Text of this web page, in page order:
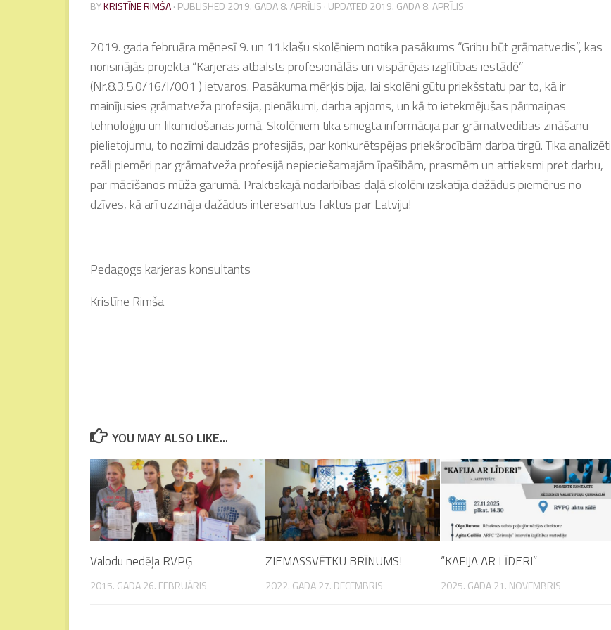
BYKRISTĪNE RIMŠA· PUBLISHED 2019. GADA 8. APRĪLIS · UPDATED 2019. GADA 8. APRĪLIS
2019. gada februāra mēnesī 9. un 11.klašu skolēniem notika pasākums “Gribu būt grāmatvedis”, kas
norisinājās projekta “Karjeras atbalsts profesionālās un vispārējas izglītības iestādē”
(Nr.8.3.5.0/16/I/001 ) ietvaros. Pasākuma mērķis bija, lai skolēni gūtu priekšstatu par to, kā ir
mainījusies grāmatveža profesija, pienākumi, darba apjoms, un kā to ietekmējušas pārmaiņas
tehnoloģiju un likumdošanas jomā. Skolēniem tika sniegta informācija par grāmatvedības zināšanu
pielietojumu, to nozīmi daudzās profesijās, par konkurētspējas priekšrocībām darba tirgū. Tika analizēti
reāli piemēri par grāmatveža profesijā nepieciešamajām īpašībām, prasmēm un attieksmi pret darbu,
par mācīšanos mūža garumā. Praktiskajā nodarbības daļā skolēni izskatīja dažādus piemērus no
dzīves, kā arī uzzināja dažādus interesantus faktus par Latviju!
Pedagogs karjeras konsultants
Kristīne Rimša
YOU MAY ALSO LIKE...
Valodu nedēļa RVPĢ
2015. GADA 26. FEBRUĀRIS
ZIEMASSVĒTKU BRĪNUMS!
2022. GADA 27. DECEMBRIS
“KAFIJA AR LĪDERI”
2025. GADA 21. NOVEMBRIS